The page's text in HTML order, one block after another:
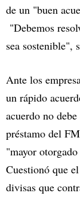
de un "buen
"Debemos
sea sostenible",
Ante los
un rápido
acuerdo no
préstamo del
"mayor
Cuestionó que
divisas que